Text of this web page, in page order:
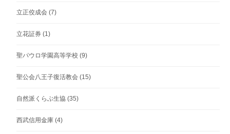
立正佼成会 (7)
立花証券 (1)
聖パウロ学園高等学校 (9)
聖公会八王子復活教会 (15)
自然派くらぶ生協 (35)
西武信用金庫 (4)